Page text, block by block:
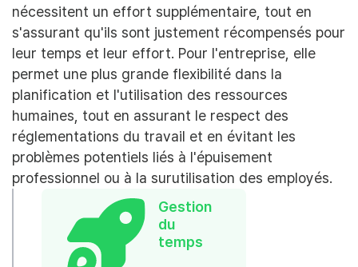
nécessitent un effort supplémentaire, tout en
s'assurant qu'ils sont justement récompensés pour
leur temps et leur effort. Pour l'entreprise, elle
permet une plus grande flexibilité dans la
planification et l'utilisation des ressources
humaines, tout en assurant le respect des
réglementations du travail et en évitant les
problèmes potentiels liés à l'épuisement
professionnel ou à la surutilisation des employés.
Gestion
du
temps